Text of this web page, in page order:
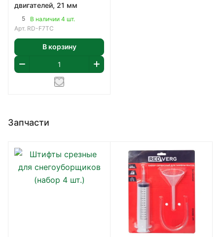
двигателей, 21 мм
5
В наличии 4 шт.
Арт. RD-F7TC
В корзину
Запчасти